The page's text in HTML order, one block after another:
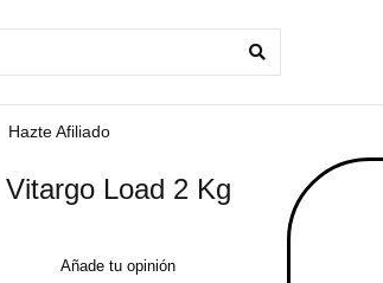
Hazte Afiliado
Vitargo Load 2 Kg
Añade tu opinión